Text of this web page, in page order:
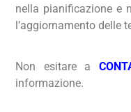
nella pianificazione e
l’aggiornamento delle
Non esitare a
informazione.